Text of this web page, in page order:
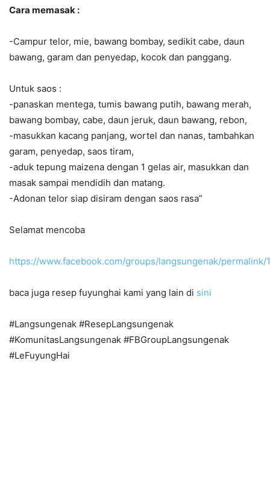
Cara memasak :
-Campur telor, mie, bawang bombay, sedikit cabe, daun
bawang, garam dan penyedap, kocok dan panggang.
Untuk saos :
-panaskan mentega, tumis bawang putih, bawang merah,
bawang bombay, cabe, daun jeruk, daun bawang, rebon,
-masukkan kacang panjang, wortel dan nanas, tambahkan
garam, penyedap, saos tiram,
-aduk tepung maizena dengan 1 gelas air, masukkan dan
masak sampai mendidih dan matang.
-Adonan telor siap disiram dengan saos rasa”
Selamat mencoba
https://www.facebook.com/groups/langsungenak/permalink/
baca juga resep fuyunghai kami yang lain di sini
#Langsungenak #ResepLangsungenak
#KomunitasLangsungenak #FBGroupLangsungenak
#LeFuyungHai